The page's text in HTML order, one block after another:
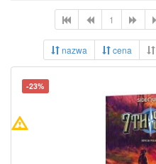
1
nazwa cena
-23%